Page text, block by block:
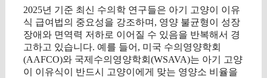
2025년 기준 최신 수의학 연구들은 아기 고양이 이유
식 급여법의 중요성을 강조하며, 영양 불균형이 성장
장애와 면역력 저하로 이어질 수 있음을 반복해서 경
고하고 있습니다. 예를 들어, 미국 수의영양학회
(AAFCO)와 국제수의영양학회(WSAVA)는 아기 고양
이 이유식이 반드시 고양이에게 맞는 영양소 비율을